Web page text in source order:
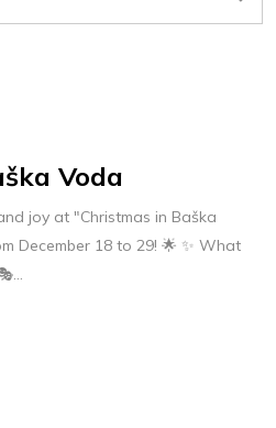
Voda
joy at "Christmas in Baška
December 18 to 29! 🌟 ✨ What